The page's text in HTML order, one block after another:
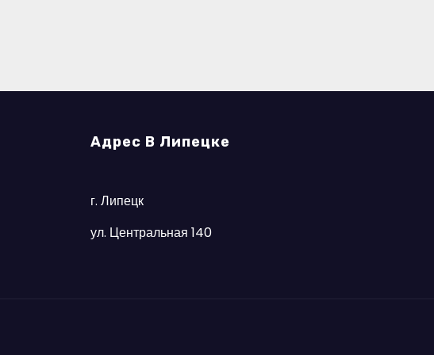
Адрес В Липецке
г. Липецк
ул. Центральная 140